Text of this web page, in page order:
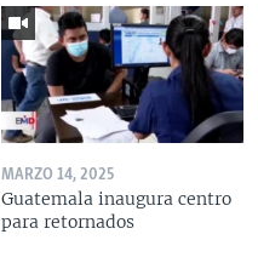
MARZO 14, 2025
Guatemala inaugura centro
para retornados